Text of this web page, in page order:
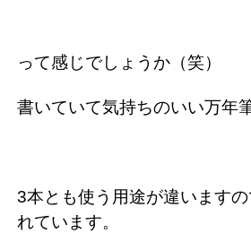
って感じでしょうか（笑）
書いていて気持ちのいい万年
3本とも使う用途が違います
れています。